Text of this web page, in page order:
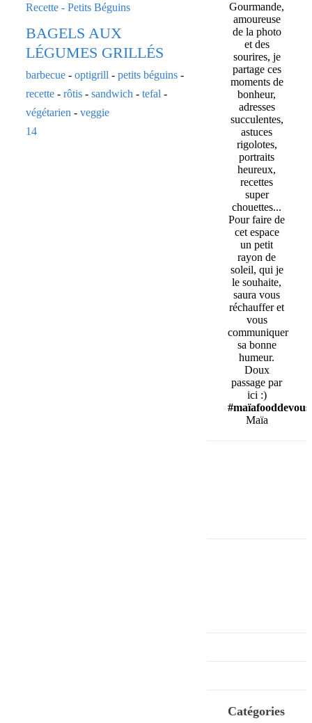
BAGELS AUX
LÉGUMES GRILLÉS
barbecue - optigrill - petits béguins -
recette - rôtis - sandwich - tefal -
végétarien - veggie
14
Gourmande,
amoureuse
de la photo
et des
sourires, je
partage ces
moments de
bonheur,
adresses
succulentes,
astuces
rigolotes,
portraits
heureux,
recettes
super
chouettes...
Pour faire de
cet espace
un petit
rayon de
soleil, qui je
le souhaite,
saura vous
réchauffer et
vous
communiquer
sa bonne
humeur.
Doux
passage par
ici :)
#maïafooddevous
Maïa
Catégories